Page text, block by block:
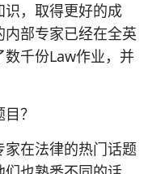
识，取得更好的成
部专家已经在全英
千份Law作业，并
？
在法律的热门话题